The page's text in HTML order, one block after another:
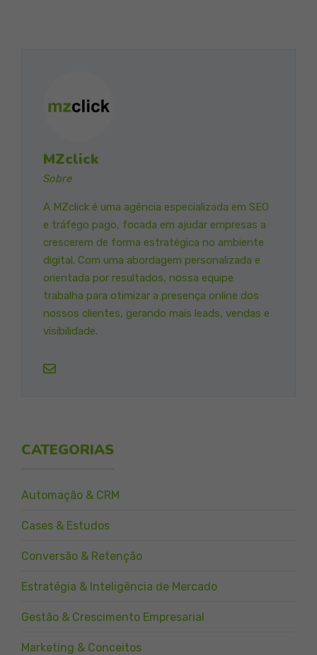
MZclick
Sobre
A MZclick é uma agência especializada em SEO
e tráfego pago, focada em ajudar empresas a
crescerem de forma estratégica no ambiente
digital. Com uma abordagem personalizada e
orientada por resultados, nossa equipe
trabalha para otimizar a presença online dos
nossos clientes, gerando mais leads, vendas e
visibilidade.
CATEGORIAS
Automação & CRM
Cases & Estudos
Conversão & Retenção
Estratégia & Inteligência de Mercado
Gestão & Crescimento Empresarial
Marketing & Conceitos